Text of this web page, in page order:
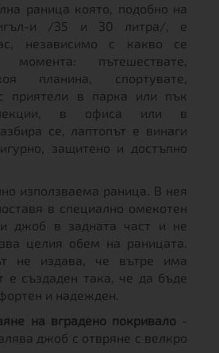
раница която, подобно на
и /35 и 30 литра/, е
независимо с какво се
пътешествате,
планина, спортувате,
приятели в парка или пък
в офиса или в
се, лаптопът е винаги
защитено и достъпно
използваема раница. В нея
в специално омекотен
джоб в задната част и не
целия обем на раницата.
не издава, че вътре има
е създаден така, че да бъде
и надежден.
на вградено покривало-
джоб с отвряне с велкро